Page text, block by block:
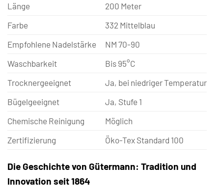
Länge
200 Meter
Farbe
332 Mittelblau
Empfohlene Nadelstärke
NM 70-90
Waschbarkeit
Bis 95°C
Trocknergeeignet
Ja, bei niedriger Temperatur
Bügelgeeignet
Ja, Stufe 1
Chemische Reinigung
Möglich
Zertifizierung
Öko-Tex Standard 100
Die Geschichte von Gütermann: Tradition und
Innovation seit 1864